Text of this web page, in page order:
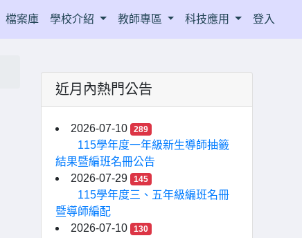
檔案庫 學校介紹 教師專區 科技應用 登入
近月內熱門公告
2026-07-10 289
115學年度一年級新生導師抽籤
結果暨編班名冊公告
2026-07-29
145
115學年度三、五年級編班名冊
暨導師編配
2026-07-10
130